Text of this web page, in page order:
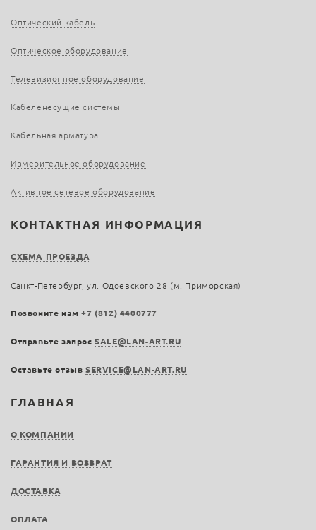
ГЛАВНАЯ
О КОМПАНИИ
ГАРАНТИЯ И ВОЗВРАТ
ДОСТАВКА
ОПЛАТА
Оптический кабель
Оптическое оборудование
Телевизионное оборудование
Кабеленесущие системы
Кабельная арматура
Измерительное оборудование
Активное сетевое оборудование
КОНТАКТНАЯ ИНФОРМАЦИЯ
СХЕМА ПРОЕЗДА
Санкт-Петербург, ул. Одоевского 28 (м. Приморская)
Позвоните нам+7 (812) 4400777
Отправьте запросSALE@LAN-ART.RU
Оставьте отзыв SERVICE@LAN-ART.RU